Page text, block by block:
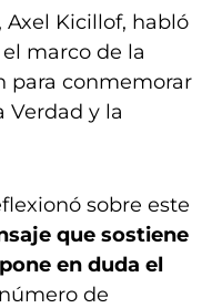
Axel Kicillof, habló
marco de la
para conmemorar
Verdad y la
sobre este
que sostiene
en duda el
de